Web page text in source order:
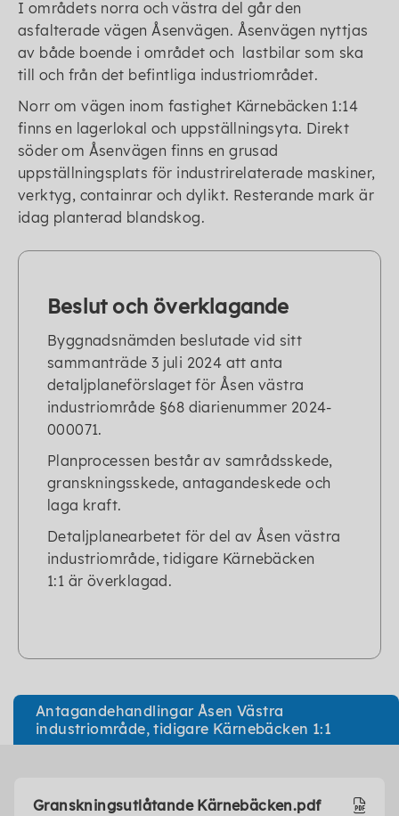
I områdets norra och västra del går den
asfalterade vägen Åsenvägen. Åsenvägen nyttjas
av både boende i området och lastbilar som ska
till och från det befintliga industriområdet.
Norr om vägen inom fastighet Kärnebäcken 1:14
finns en lagerlokal och uppställningsyta. Direkt
söder om Åsenvägen finns en grusad
uppställningsplats för industrirelaterade maskiner,
verktyg, containrar och dylikt. Resterande mark är
idag planterad blandskog.
Beslut och överklagande
Byggnadsnämden beslutade vid sitt
sammanträde 3 juli 2024 att anta
detaljplaneförslaget för Åsen västra
industriområde §68 diarienummer 2024-
000071.
Planprocessen består av samrådsskede,
granskningsskede, antagandeskede och
laga kraft.
Detaljplanearbetet för del av Åsen västra
industriområde, tidigare Kärnebäcken
1:1 är överklagad.
Antagandehandlingar Åsen Västra
industriområde, tidigare Kärnebäcken 1:1
Granskningsutlåtande Kärnebäcken.pdf